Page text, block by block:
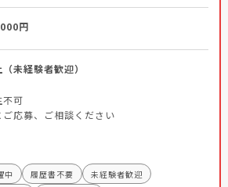
円
（未経験者歓迎）
可
ご応募、ご相談ください
中 履歴書不要
未経験者歓迎